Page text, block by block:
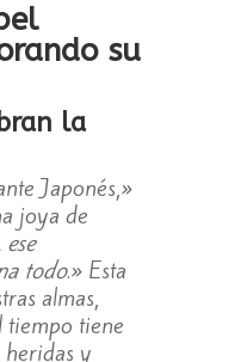
su
la
Japonés,»
joya de
todo.» Esta
almas,
tiempo tiene
y